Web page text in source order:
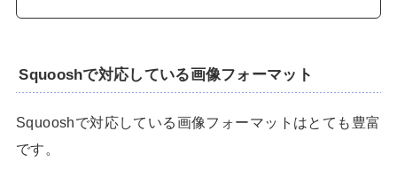
Squooshで対応している画像フォーマット
Squooshで対応している画像フォーマットはとても豊富
です。